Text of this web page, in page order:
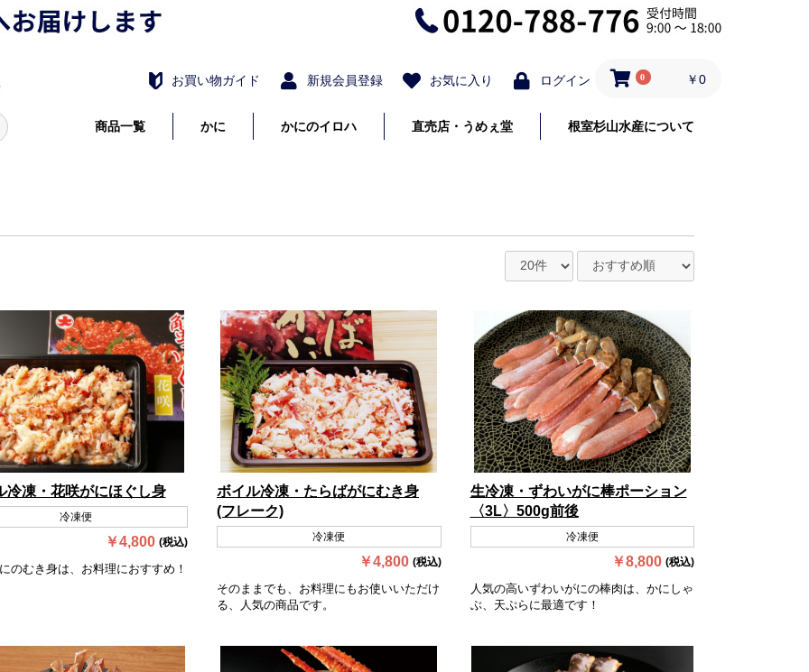
商品一覧 かに かにのイロハ 直売店・うめぇ堂 根室杉山水産について
お買い物ガイド 新規会員登録 お気に入り ログイン 0 ￥0
冷凍・花咲がにほぐし身
冷凍便
￥4,800 (税込)
のむき身は、お料理におすすめ！
ボイル冷凍・たらばがにむき身
(フレーク)
冷凍便
￥4,800 (税込)
そのままでも、お料理にもお使いいただけ
る、人気の商品です。
生冷凍・ずわいがに棒ポーション
〈3L〉500g前後
冷凍便
￥8,800 (税込)
人気の高いずわいがにの棒肉は、かにしゃ
ぶ、天ぷらに最適です！